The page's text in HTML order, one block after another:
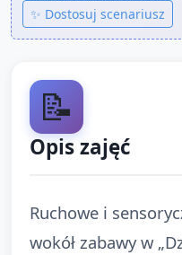
✨ Dostosuj scenariusz
📝
Opis zajęć
Ruchowe i
wokół zabawy w